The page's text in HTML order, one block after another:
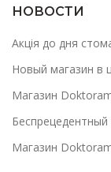
НОВОСТИ
Акція до дня
Новый магазин в
Магазин
Магазин